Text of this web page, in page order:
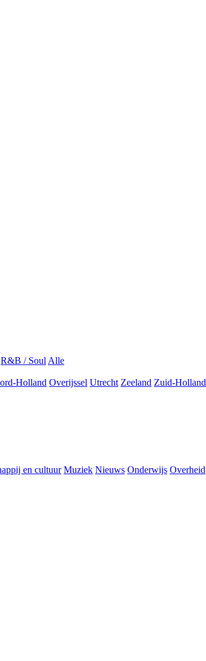
R&B / Soul Alle
Holland Overijssel Utrecht Zeeland Zuid-Holland
en cultuur Muziek Nieuws Onderwijs Overheid